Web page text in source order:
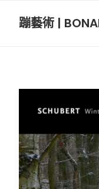
蹦藝術 |
BON攝影
BON插畫